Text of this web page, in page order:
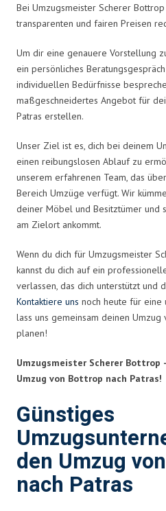
Bei Umzugsmeister Scherer
transparenten und fairen Preisen
Um dir eine genauere Vorstellung
ein persönliches
individuellen Bedürfnisse
maßgeschneidertes Angebot für
Patras erstellen.
Unser Ziel ist es, dich bei deinem
einen reibungslosen Ablauf zu
unserem erfahrenen Team, das
Bereich Umzüge verfügt. Wir
deiner Möbel und Besitztümer und
am Zielort ankommt.
Wenn du dich für Umzugsmeister
kannst du dich auf ein
verlassen, das dich unterstützt und
Kontaktiere uns noch heute für eine
lass uns gemeinsam deinen Umzug
planen!
Umzugsmeister Scherer Bottrop
Umzug von Bottrop nach Patras!
Günstiges
den Umzug
nach Patras